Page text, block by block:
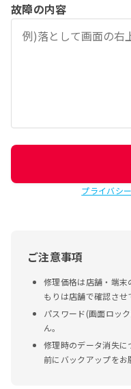
故障の内容
プライバシ
ご注意事項
修理価格は店舗・端末
もりは店舗で確認させ
パスワード(画面ロッ
ん。
修理時のデータ消失に
前にバックアップをお